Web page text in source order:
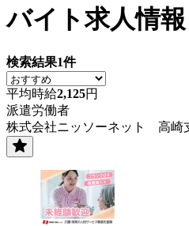
バイト求人情報
検索結果1件
平均時給2,125円
派遣労働者
株式会社ニッソーネット 高崎